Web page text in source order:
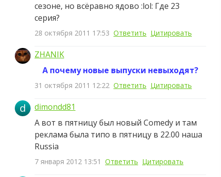
сезоне, но всёравно ядово :lol: Где 23
серия?
28 октября 2011 17:53 Ответить Цитировать
ZHANIK
А почему новые выпуски невыходят?
31 октября 2011 12:22 Ответить Цитировать
d
dimondd81
А вот в пятницу был новый Comedy и там
реклама была типо в пятницу в 22.00 наша
Russia
7 января 2012 13:51 Ответить Цитировать